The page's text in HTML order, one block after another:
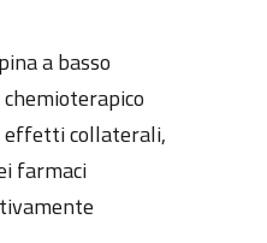
a basso
chemioterapico
collaterali,
farmaci